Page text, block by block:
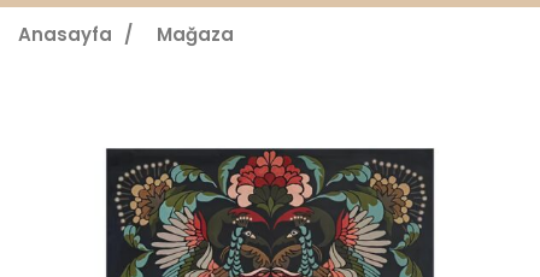
Anasayfa / Mağaza